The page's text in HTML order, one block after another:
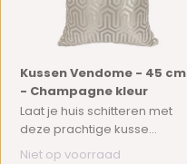
Kussen Vendome - 45 cm
- Champagne kleur
Laat je huis schitteren met
deze prachtige kusse...
Niet op voorraad